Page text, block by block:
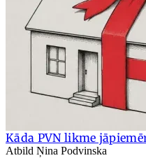
Kāda PVN likme
Atbild Ņina Podvinska